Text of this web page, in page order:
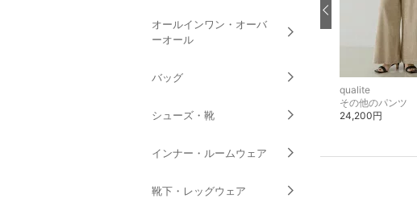
オールインワン・オーバ
ーオール
バッグ
シューズ・靴
インナー・ルームウェア
靴下・レッグウェア
24,200円
qualite
その他のパンツ
24,200円